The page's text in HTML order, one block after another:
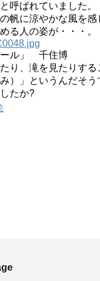
呼ばれていました。
帆に涼やかな風を感
る人の姿が・・・。
ール」 千住博
り、滝を見たりする
）」というんだそう
たか?